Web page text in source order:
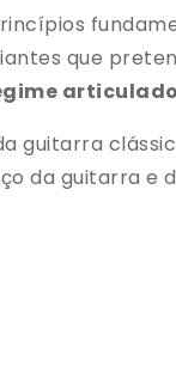
que
guitarra
da guitarra e